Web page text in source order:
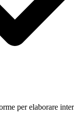
per elaborare